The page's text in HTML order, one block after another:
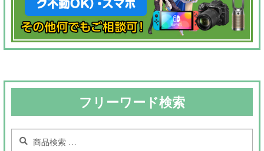
フリーワード検索